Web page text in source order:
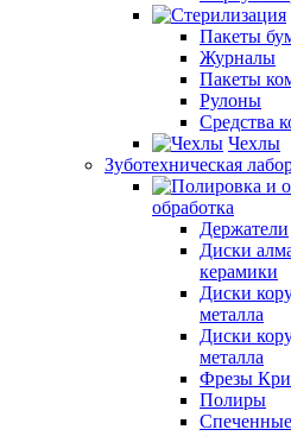
Пакеты
Журналы
Пакеты
Рулоны
Средства
Чехлы
Зуботехническая
обработка
Держатели
Диски
керамики
Диски
металла
Диски
металла
Фрезы
Полиры